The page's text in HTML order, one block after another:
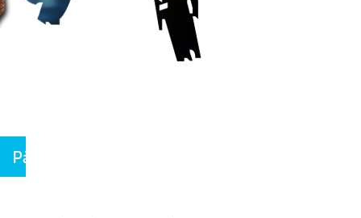
Păstorul singuratic la Cetatea Mălăiești